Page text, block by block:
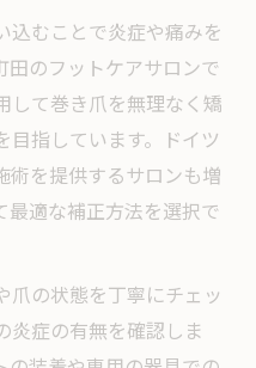
込むことで炎症や痛みを
田のフットケアサロンで
して巻き爪を無理なく矯
目指しています。ドイツ
術を提供するサロンも増
最適な補正方法を選択で
爪の状態を丁寧にチェッ
炎症の有無を確認しま